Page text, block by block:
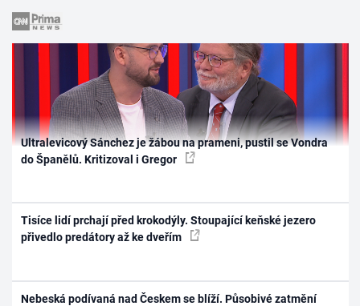
Ultralevicový Sánchez je žábou na prameni, pustil se Vondra
do Španělů. Kritizoval i Gregor
Tisíce lidí prchají před krokodýly. Stoupající keňské jezero
přivedlo predátory až ke dveřím
Nebeská podívaná nad Českem se blíží. Působivé zatmění